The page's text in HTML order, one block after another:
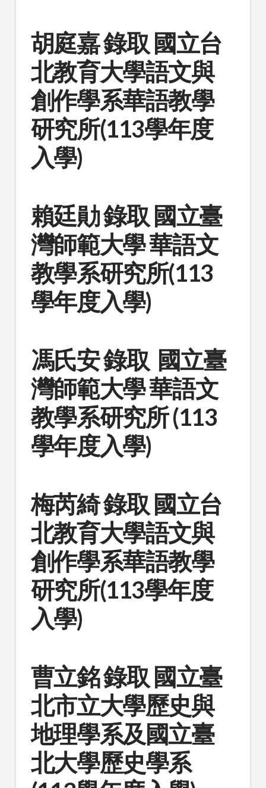
胡庭嘉 錄取 國立台
北教育大學語文與
創作學系華語教學
研究所(113學年度
入學)
賴廷勛 錄取 國立臺
灣師範大學 華語文
教學系研究所(113
學年度入學)
馮氏安 錄取 國立臺
灣師範大學 華語文
教學系研究所 (113
學年度入學)
梅芮綺 錄取 國立台
北教育大學語文與
創作學系華語教學
研究所(113學年度
入學)
曹立銘 錄取 國立臺
北市立大學歷史與
地理學系及國立臺
北大學歷史學系